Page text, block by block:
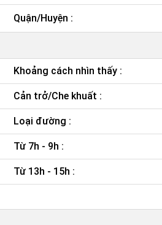
Quận/Huyện :
Khoảng cách nhìn thấy :
Cản trở/Che khuất :
Loại đường :
Từ 7h - 9h :
Từ 13h - 15h :